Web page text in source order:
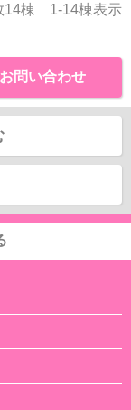
14棟 1-14棟表示
お問い合わせ